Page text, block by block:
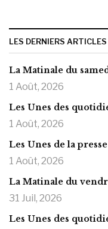
LES DERNIERS ARTICLES
La Matinale du
1 Août, 2026
Les Unes des
1 Août, 2026
Les Unes de la
1 Août, 2026
La Matinale du
31 Juil, 2026
Les Unes des